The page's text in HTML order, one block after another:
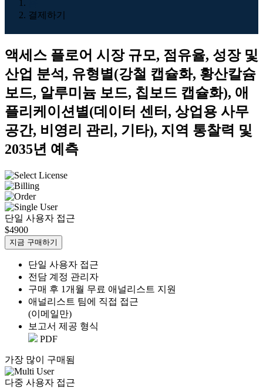
결제하기
액세스 플로어 시장 규모, 점유율, 성장 및
산업 분석, 유형별(강철 캡슐화, 황산칼슘
보드, 알루미늄 보드, 칩보드 캡슐화), 애
플리케이션별(데이터 센터, 상업용 사무
공간, 비영리 관리, 기타), 지역 통찰력 및
2035년 예측
단일 사용자 접근
$4900
지금 구매하기
단일 사용자 접근
전담 계정 관리자
구매 후 1개월 무료 애널리스트 지원
애널리스트 팀에 직접 접근
(이메일만)
보고서 제공 형식
PDF
가장 많이 구매됨
다중 사용자 접근